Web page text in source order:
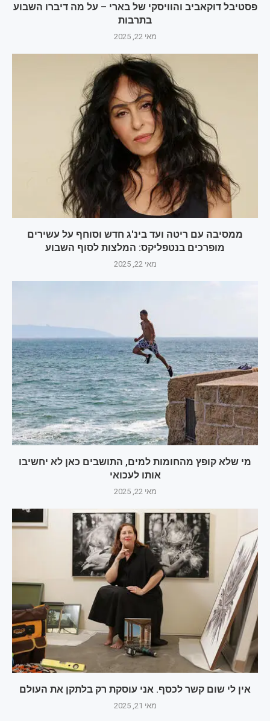
פסטיבל דוקאביב והוויסקי של בארי – על מה דיברו השבוע
בתרבות
מאי 22, 2025
ממסיבה עם ריטה ועד בינ'ג חדש וסוחף על עשירים
מופרכים בנטפליקס: המלצות לסוף השבוע
מאי 22, 2025
מי שלא קופץ מהחומות למים, התושבים כאן לא יחשיבו
אותו לעכואי
מאי 22, 2025
אין לי שום קשר לכסף. אני עוסקת רק בלתקן את העולם
מאי 21, 2025